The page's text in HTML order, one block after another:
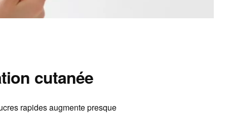
cutanée
rapides augmente presque